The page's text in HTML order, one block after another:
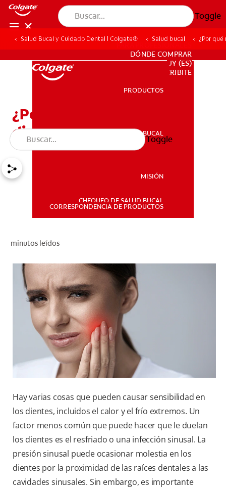
Toggle
SALUD BUCAL
PARA PROFESIONALES
PARA PROFESIONALES
DÓNDE COMPRAR
UY (ES)
SUSCRIBITE
PRODUCTOS
SALUD BUCAL
MISIÓN
CHEQUEO DE SALUD BUCAL
CORRESPONDENCIA DE PRODUCTOS
Toggle
Salud Bucal y Cuidado Dental | Colgate® Salud bucal ¿Por
¿Por qué me duelen los
dientes?
minutos leídos
Hay varias cosas que pueden causar sensibilidad en
los dientes, incluidos el calor y el frío extremos. Un
factor menos común que puede hacer que le duelan
los dientes es el resfriado o una infección sinusal. La
presión sinusal puede ocasionar molestia en los
dientes por la proximidad de las raíces dentales a las
cavidades sinusales. Sin embargo, es importante